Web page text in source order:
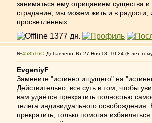
заниматься ему отрицанием существа
страдание, мы можем жить и в радости,
просветлённых.
№458516 Добавлено: Вт 27 Ноя 18, 10:24 (8 лет
EvgeniyF
Замените "истинно ищущего" на
Действительно, вся суть в том, чтобы
вам удаётся прекратить полностью
телега индивидуального
прекратить, только помогая